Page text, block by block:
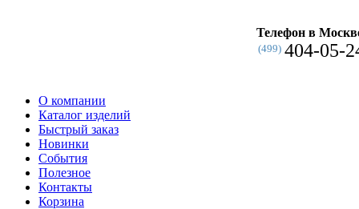
Телефон в
(499) 404-05-
О компании
Каталог изделий
Быстрый заказ
Новинки
События
Полезное
Контакты
Корзина